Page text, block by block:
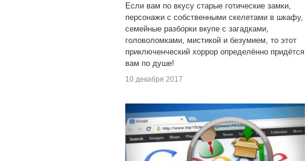
Если вам по вкусу старые готические замки,
персонажи с собственными скелетами в шкафу,
семейные разборки вкупе с загадками,
головоломками, мистикой и безумием, то этот
приключенческий хоррор определённо придётся
вам по душе!
10 декабря 2017